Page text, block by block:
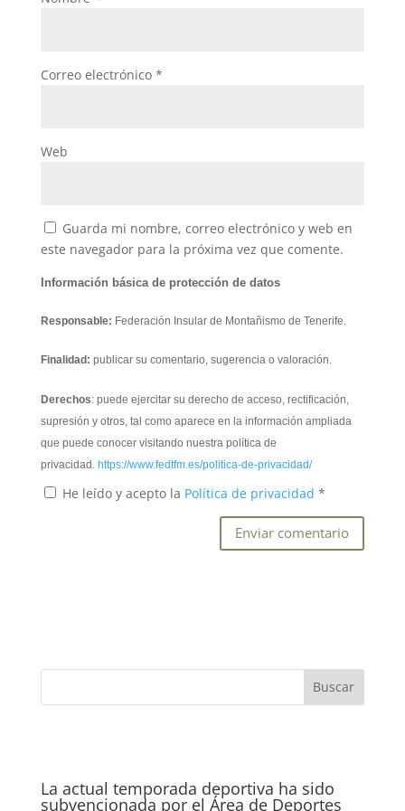
Correo electrónico *
Web
Guarda mi nombre, correo electrónico y web en
este navegador para la próxima vez que comente.
Información básica de protección de datos
Responsable: Federación Insular de Montañismo de Tenerife.
Finalidad: publicar su comentario, sugerencia o valoración.
Derechos: puede ejercitar su derecho de acceso, rectificación,
supresión y otros, tal como aparece en la información ampliada
que puede conocer visitando nuestra política de
privacidad. https://www.fedtfm.es/politica-de-privacidad/
He leído y acepto la Política de privacidad *
La actual temporada deportiva ha sido
subvencionada por el Área de Deportes